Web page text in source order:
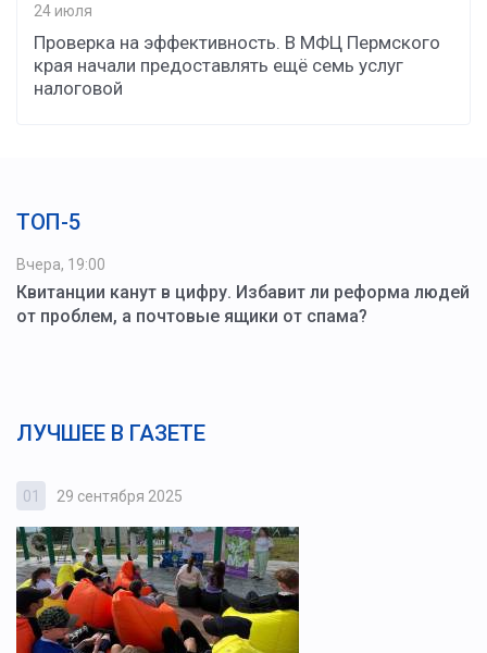
24 июля
Проверка на эффективность. В МФЦ Пермского
края начали предоставлять ещё семь услуг
налоговой
ТОП-5
Вчера, 19:00
Квитанции канут в цифру. Избавит ли реформа людей
от проблем, а почтовые ящики от спама?
ЛУЧШЕЕ В ГАЗЕТЕ
01 29 сентября 2025